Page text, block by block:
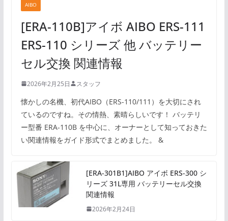
AIBO
[ERA-110B]アイボ AIBO ERS-111
ERS-110 シリーズ 他 バッテリー
セル交換 関連情報
2026年2月25日 スタッフ
懐かしの名機、初代AIBO（ERS-110/111）を大切にされ
ているのですね。その情熱、素晴らしいです！ バッテリ
ー型番 ERA-110B を中心に、オーナーとして知っておきた
い関連情報をガイド形式でまとめました。 &
[ERA-301B1]AIBO アイボ ERS-300 シ
リーズ 31L専用 バッテリーセル交換
関連情報
2026年2月24日